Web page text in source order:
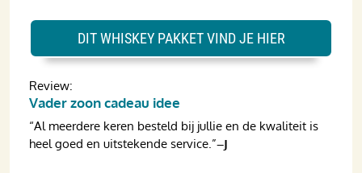
Review:
Vader zoon cadeau idee
“Al meerdere keren besteld bij jullie en de kwaliteit is
heel goed en uitstekende service.”–J
DIT WHISKEY PAKKET VIND JE HIER